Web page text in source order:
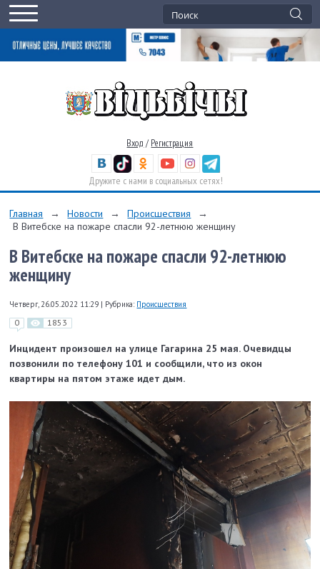
Вход / Регистрация
Дружите с нами в социальных сетях!
Главная → Новости → Происшествия
→
В Витебске на пожаре спасли 92-летнюю женщину
В Витебске на пожаре спасли 92-летнюю
женщину
Четверг, 26.05.2022 11:29 | Рубрика: Происшествия
0 1853
Инцидент произошел на улице Гагарина 25 мая. Очевидцы
позвонили по телефону 101 и сообщили, что из окон
квартиры на пятом этаже идет дым.